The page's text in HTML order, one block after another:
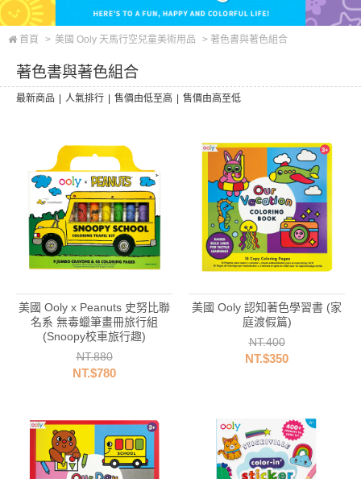
首頁 > 美國 Ooly 天馬行空兒童美術用品 > 著色書與著色組合
著色書與著色組合
最新商品 人氣排行 售價由低至高 售價由高至低
美國 Ooly x Peanuts 史努比聯
名系 無毒蠟筆畫冊旅行組
(Snoopy校車旅行趣)
NT.880
NT.$780
美國 Ooly 認知著色學習書 (家
庭渡假篇)
NT.400
NT.$350